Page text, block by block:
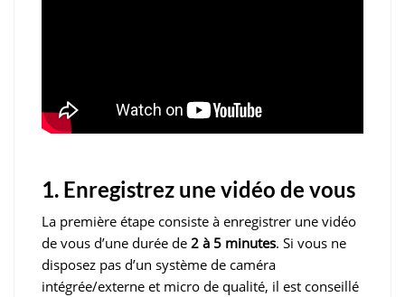
1. Enregistrez une vidéo de vous
La première étape consiste à enregistrer une vidéo
de vous d’une durée de 2 à 5 minutes. Si vous ne
disposez pas d’un système de caméra
intégrée/externe et micro de qualité, il est conseillé